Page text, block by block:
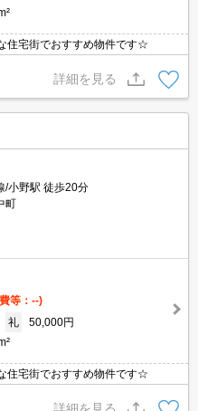
住宅街でおすすめ物件です☆
詳細を見る
/小野駅 徒歩20分
町
等：--)
礼
50,000円
住宅街でおすすめ物件です☆
詳細を見る